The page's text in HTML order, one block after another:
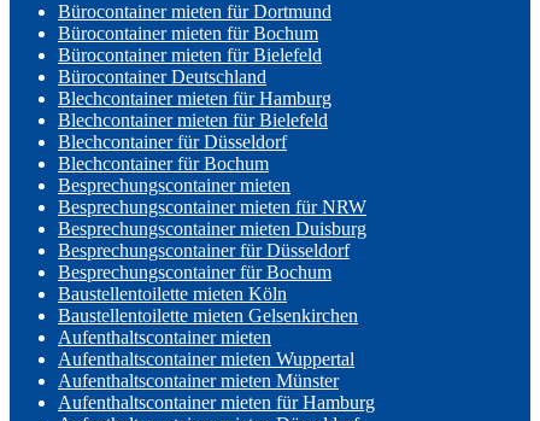
Bürocontainer mieten für Dortmund
Bürocontainer mieten für Bochum
Bürocontainer mieten für Bielefeld
Bürocontainer Deutschland
Blechcontainer mieten für Hamburg
Blechcontainer mieten für Bielefeld
Blechcontainer für Düsseldorf
Blechcontainer für Bochum
Besprechungscontainer mieten
Besprechungscontainer mieten für NRW
Besprechungscontainer mieten Duisburg
Besprechungscontainer für Düsseldorf
Besprechungscontainer für Bochum
Baustellentoilette mieten Köln
Baustellentoilette mieten Gelsenkirchen
Aufenthaltscontainer mieten
Aufenthaltscontainer mieten Wuppertal
Aufenthaltscontainer mieten Münster
Aufenthaltscontainer mieten für Hamburg